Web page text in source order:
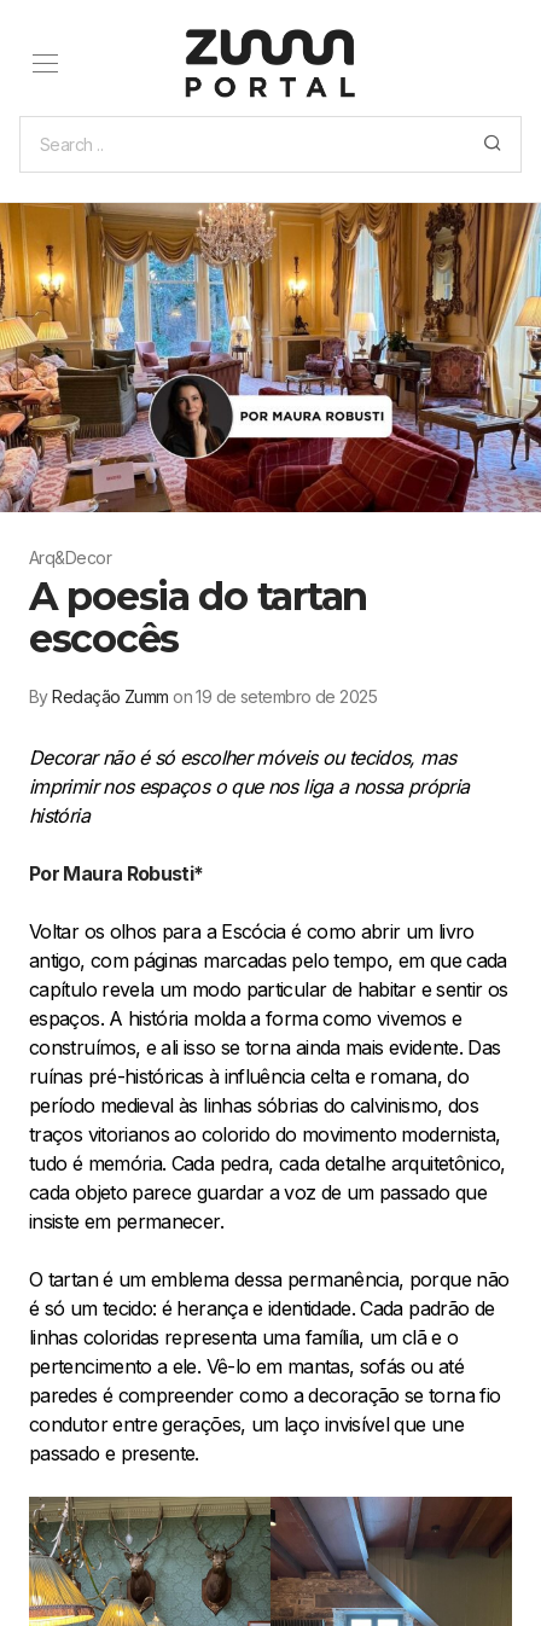
Arq&Decor
A poesia do tartan
escocês
ByRedação Zumm on 19 de setembro de 2025
Decorar não é só escolher móveis ou tecidos, mas
imprimir nos espaços o que nos liga a nossa própria
história
Por Maura Robusti*
Voltar os olhos para a Escócia é como abrir um livro
antigo, com páginas marcadas pelo tempo, em que cada
capítulo revela um modo particular de habitar e sentir os
espaços. A história molda a forma como vivemos e
construímos, e ali isso se torna ainda mais evidente. Das
ruínas pré-históricas à influência celta e romana, do
período medieval às linhas sóbrias do calvinismo, dos
traços vitorianos ao colorido do movimento modernista,
tudo é memória. Cada pedra, cada detalhe arquitetônico,
cada objeto parece guardar a voz de um passado que
insiste em permanecer.
O tartan é um emblema dessa permanência, porque não
é só um tecido: é herança e identidade. Cada padrão de
linhas coloridas representa uma família, um clã e o
pertencimento a ele. Vê-lo em mantas, sofás ou até
paredes é compreender como a decoração se torna fio
condutor entre gerações, um laço invisível que une
passado e presente.